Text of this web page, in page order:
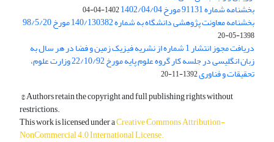
بخشنامه شماره 91131 مورخ 1402/04/04 1402-04-04
بخشنامه معاونت پژوهشی دانشگاه به شماره 140/130382 مورخ 98/5/20
1398-05-20
دریافت مجوز انتشار 1 شماره از نشریه فیزیک زمین و فضا در هر سال به
زبان انگلیسی در جلسه کار گروه علوم پایه مورخ 22/10/92 وزارت علوم،
تحقیقات و فناوری1392-11-20
© Authors retain the copyright and full publishing rights without
restrictions.
This work is licensed under aCreative Commons Attribution-
NonCommercial 4.0 International License.